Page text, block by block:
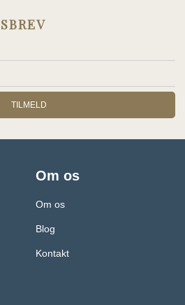
TILMELD
Om os
Om os
Blog
Kontakt